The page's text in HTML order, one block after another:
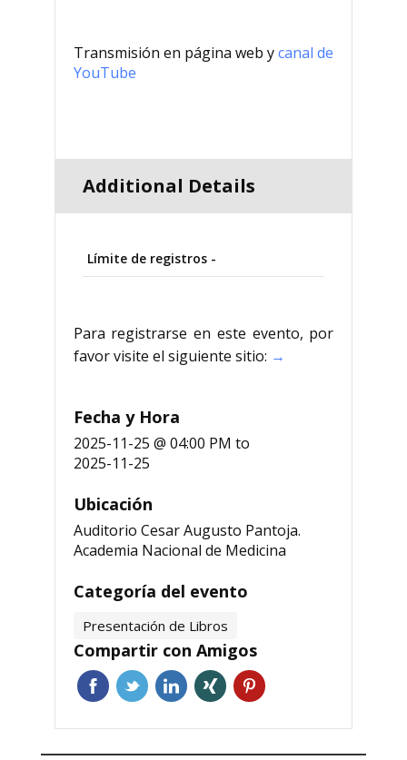
Transmisión en página web ycanal de
YouTube
Additional Details
Límite de registros -
Para registrarse en este evento, por
favor visite el siguiente sitio: →
Fecha y Hora
2025-11-25 @ 04:00 PM to
2025-11-25
Ubicación
Auditorio Cesar Augusto Pantoja.
Academia Nacional de Medicina
Categoría del evento
Presentación de Libros
Compartir con Amigos